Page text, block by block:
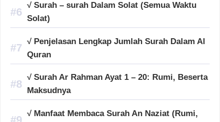
√ Surah – surah Dalam Solat (Semua Waktu
Solat)
√ Penjelasan Lengkap Jumlah Surah Dalam Al
Quran
√ Surah Ar Rahman Ayat 1 – 20: Rumi, Beserta
Maksudnya
√ Manfaat Membaca Surah An Naziat (Rumi,